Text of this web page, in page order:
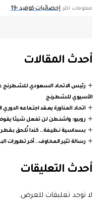
معلومات اكثر:إحصائيات كوفيد -19
أحدث المقالات
رئيس الاتحاد السعودي للشطرنج
الآسيوي للشطرنج
اتحاد المناورة يعقد اجتماعه الدوري
روبيو: واشنطن لن تفعل شيئا
بسداسية نظيفة.. كندا تُلحق بقطر
رسالة تثير المخاوف.. آخر تطورات
أحدث التعليقات
لا توجد تعليقات للعرض.